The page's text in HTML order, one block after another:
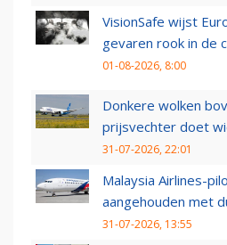
VisionSafe wijst
gevaren rook in de
01-08-2026, 8:00
Donkere wolken
prijsvechter doet
31-07-2026, 22:01
Malaysia Airlines-
aangehouden met
31-07-2026, 13:55